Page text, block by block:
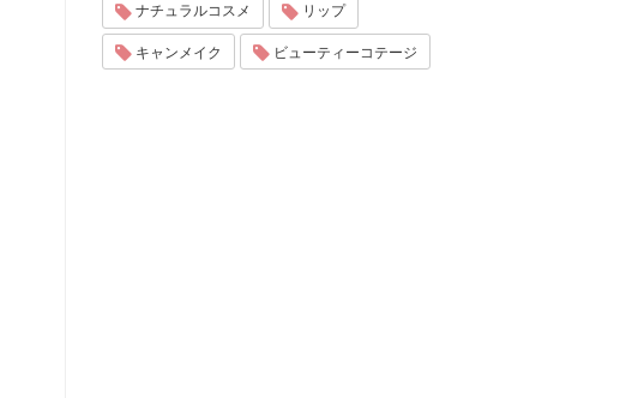
ナチュラルコスメ リップ
キャンメイク ビューティーコテージ